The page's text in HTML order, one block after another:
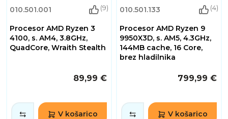
010.501.001 (9)
Procesor AMD Ryzen 3
4100, s. AM4, 3.8GHz,
QuadCore, Wraith Stealth
89,99 €
V košarico
010.501.133 (4)
Procesor AMD Ryzen 9
9950X3D, s. AM5, 4.3GHz,
144MB cache, 16 Core,
brez hladilnika
799,99 €
V košarico